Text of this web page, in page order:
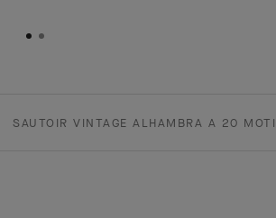
SAUTOIR VINTAGE ALHAMBRA A 20